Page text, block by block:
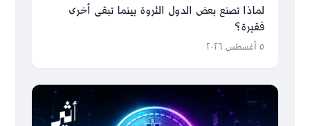
لماذا تصنع بعض الدول الثروة بينما تبقى أخرى
فقيرة؟
٥ أغسطس ٢٠٢٦